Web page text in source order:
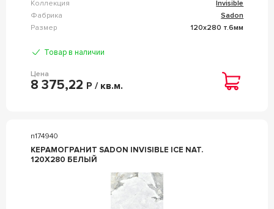
Коллекция
Invisible
Фабрика
Sadon
Размер
120x280 т.6мм
Товар в наличии
Цена
8 375,22 Р / кв.м.
n174940
КЕРАМОГРАНИТ SADON INVISIBLE ICE NAT.
120X280 БЕЛЫЙ